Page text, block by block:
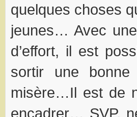
quelques choses
jeunes… Avec
d’effort, il est
sortir une
misère…Il est de
encadrer… SVP,